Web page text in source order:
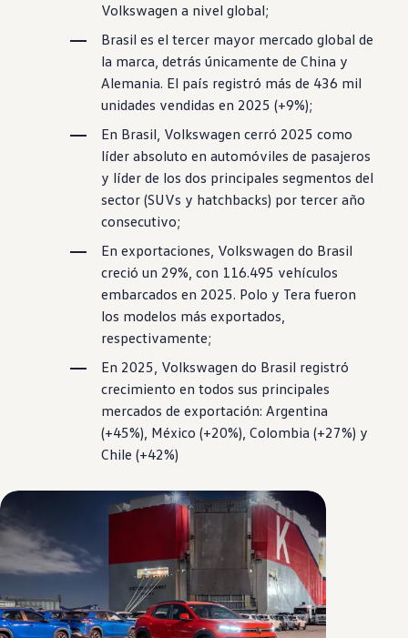
Volkswagen a nivel global;
Brasil es el tercer mayor mercado global de
la marca, detrás únicamente de China y
Alemania. El país registró más de 436 mil
unidades vendidas en 2025 (+9%);
En Brasil, Volkswagen cerró 2025 como
líder absoluto en automóviles de pasajeros
y líder de los dos principales segmentos del
sector (SUVs y hatchbacks) por tercer año
consecutivo;
En exportaciones, Volkswagen do Brasil
creció un 29%, con 116.495 vehículos
embarcados en 2025. Polo y Tera fueron
los modelos más exportados,
respectivamente;
En 2025, Volkswagen do Brasil registró
crecimiento en todos sus principales
mercados de exportación: Argentina
(+45%), México (+20%), Colombia (+27%) y
Chile (+42%)